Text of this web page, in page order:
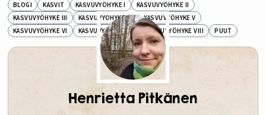
BLOGI KASVIT KASVUVYÖHYKE I
KASVUVYÖHYKE II
KASVUVYÖHYKE III
KASVUVYÖHYKE IV
KASVUVYÖHYKE V
KASVUVYÖHYKE VI
KASVUVYÖHYKE VII KASVUVYÖHYKE VIII PUUT
Henrietta Pitkänen